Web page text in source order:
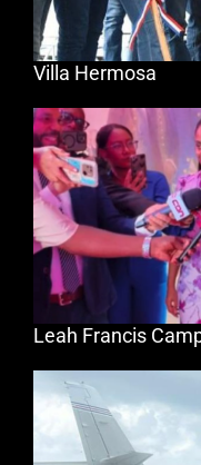
Villa Hermosa
Leah Francis